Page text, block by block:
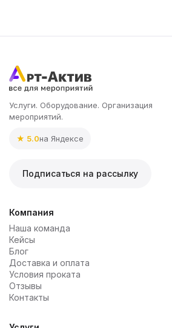
Услуги. Оборудование. Организация
мероприятий.
★ 5.0на Яндексе
Подписаться на рассылку
Компания
Наша команда
Кейсы
Блог
Доставка и оплата
Условия проката
Отзывы
Контакты